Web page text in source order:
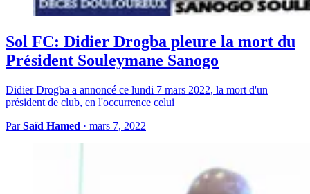
Sol FC: Didier Drogba pleure la mort du
Président Souleymane Sanogo
Didier Drogba a annoncé ce lundi 7 mars 2022, la mort d'un
président de club, en l'occurrence celui
ParSaïd Hamed · mars 7, 2022